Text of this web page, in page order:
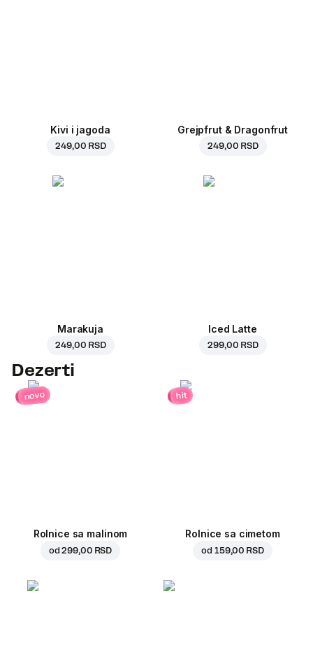
Kivi i jagoda
249,00 RSD
Grejpfrut & Dragonfrut
249,00 RSD
Marakuja
249,00 RSD
Iced Latte
299,00 RSD
Dezerti
novo
Rolnice sa malinom
od299,00 RSD
hit
Rolnice sa cimetom
od 159,00 RSD